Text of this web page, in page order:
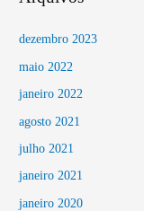
dezembro 2023
maio 2022
janeiro 2022
agosto 2021
julho 2021
janeiro 2021
janeiro 2020